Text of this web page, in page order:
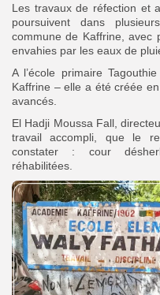
Les travaux de réfection et
poursuivent dans
commune de Kaffrine, avec
envahies par les eaux de
A l’école primaire
Kaffrine – elle a été créée
avancés.
El Hadji Moussa Fall,
travail accompli, que le
constater : cour
réhabilitées.